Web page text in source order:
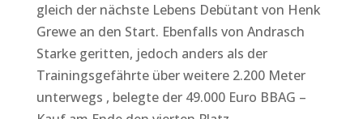
gleich der nächste Lebens Debütant von Henk
Grewe an den Start. Ebenfalls von Andrasch
Starke geritten, jedoch anders als der
Trainingsgefährte über weitere 2.200 Meter
unterwegs , belegte der 49.000 Euro BBAG –